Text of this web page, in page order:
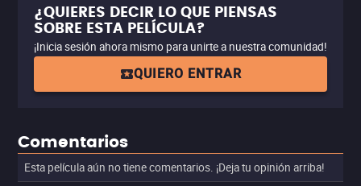
¿QUIERES DECIR LO QUE PIENSAS
SOBRE ESTA PELÍCULA?
¡Inicia sesión ahora mismo para unirte a nuestra comunidad!
QUIERO ENTRAR
Comentarios
Esta película aún no tiene comentarios. ¡Deja tu opinión arriba!